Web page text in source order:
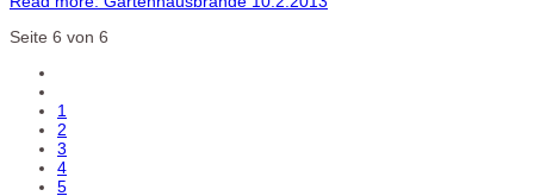
Seite 6 von 6
1
2
3
4
5